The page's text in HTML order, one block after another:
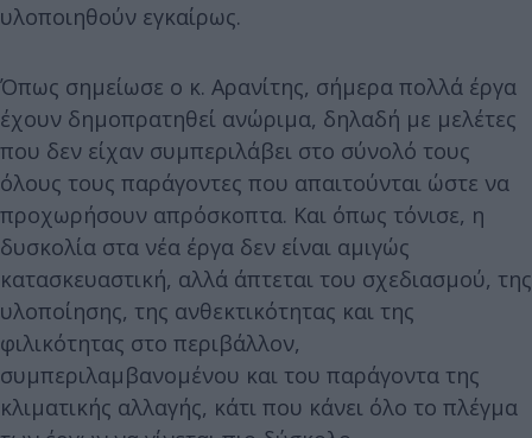
υλοποιηθούν εγκαίρως.
Όπως σημείωσε ο κ. Αρανίτης, σήμερα πολλά έργα
έχουν δημοπρατηθεί ανώριμα, δηλαδή με μελέτες
που δεν είχαν συμπεριλάβει στο σύνολό τους
όλους τους παράγοντες που απαιτούνται ώστε να
προχωρήσουν απρόσκοπτα. Και όπως τόνισε, η
δυσκολία στα νέα έργα δεν είναι αμιγώς
κατασκευαστική, αλλά άπτεται του σχεδιασμού, της
υλοποίησης, της ανθεκτικότητας και της
φιλικότητας στο περιβάλλον,
συμπεριλαμβανομένου και του παράγοντα της
κλιματικής αλλαγής, κάτι που κάνει όλο το πλέγμα